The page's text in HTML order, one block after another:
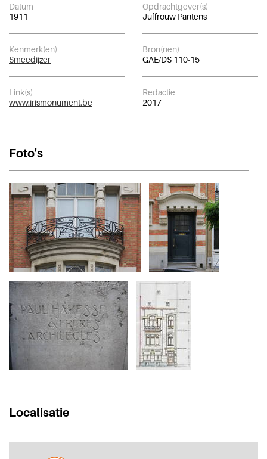
Datum
1911
Opdrachtgever(s)
Juffrouw Pantens
Kenmerk(en)
Smeedijzer
Bron(nen)
GAE/DS 110-15
Link(s)
www.irismonument.be
Redactie
2017
Foto's
Localisatie